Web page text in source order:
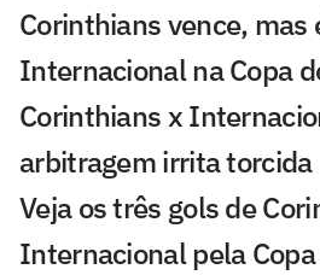
Corinthians vence,
Internacional na Copa
Corinthians x
arbitragem irrita torcida
Veja os três gols de
Internacional pela